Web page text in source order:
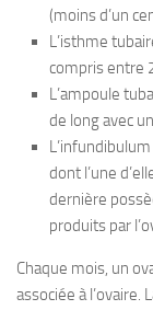
(moins d’un
L’isthme
compris entre
L’ampoule
de long avec
dont l’une
dernière
produits par
Chaque mois, un
associée à l’ovaire.